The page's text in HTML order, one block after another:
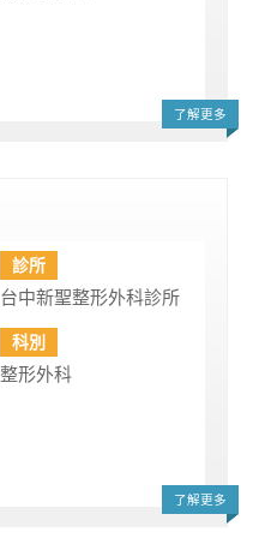
了解更多
診所
台中新聖整形外科診所
科別
整形外科
了解更多